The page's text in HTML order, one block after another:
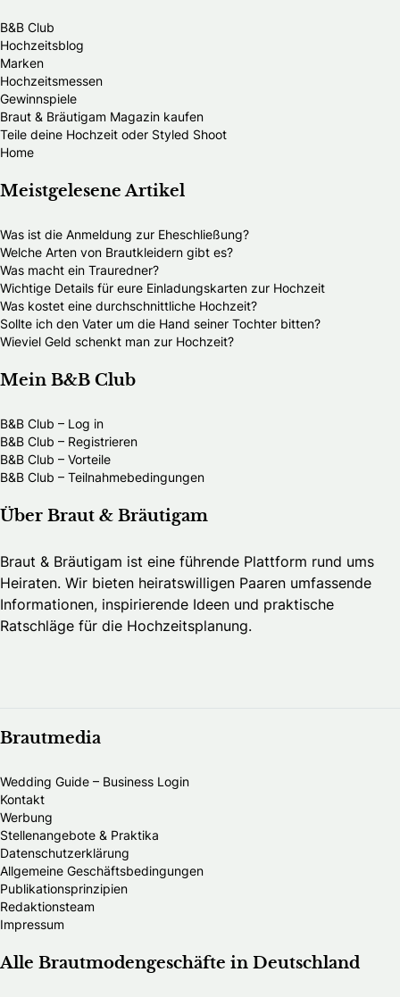
B&B Club
Hochzeitsblog
Marken
Hochzeitsmessen
Gewinnspiele
Braut & Bräutigam Magazin kaufen
Teile deine Hochzeit oder Styled Shoot
Home
Meistgelesene Artikel
Was ist die Anmeldung zur Eheschließung?
Welche Arten von Brautkleidern gibt es?
Was macht ein Trauredner?
Wichtige Details für eure Einladungskarten zur Hochzeit
Was kostet eine durchschnittliche Hochzeit?
Sollte ich den Vater um die Hand seiner Tochter bitten?
Wieviel Geld schenkt man zur Hochzeit?
Mein B&B Club
B&B Club – Log in
B&B Club – Registrieren
B&B Club – Vorteile
B&B Club – Teilnahmebedingungen
Über Braut & Bräutigam
Braut & Bräutigam ist eine führende Plattform rund ums
Heiraten. Wir bieten heiratswilligen Paaren umfassende
Informationen, inspirierende Ideen und praktische
Ratschläge für die Hochzeitsplanung.
Brautmedia
Wedding Guide – Business Login
Kontakt
Werbung
Stellenangebote & Praktika
Datenschutzerklärung
Allgemeine Geschäftsbedingungen
Publikationsprinzipien
Redaktionsteam
Impressum
Alle Brautmodengeschäfte in Deutschland